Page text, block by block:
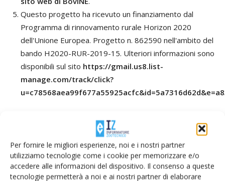
Per fornire le migliori esperienze, noi e i nostri partner
utilizziamo tecnologie come i cookie per memorizzare e/o
accedere alle informazioni del dispositivo. Il consenso a queste
tecnologie permetterà a noi e ai nostri partner di elaborare
Questo progetto ha ricevuto un finanziamento dal
Programma di rinnovamento rurale Horizon 2020
dell'Unione Europea. Progetto n. 862590 nell'ambito del
bando H2020-RUR-2019-15. Ulteriori informazioni sono
disponibili sul sito https://gmail.us8.list-
manage.com/track/click?
bovine
BovINE Knowledge Hub
risultati